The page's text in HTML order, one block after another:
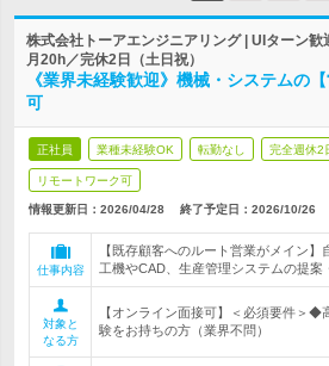
株式会社トーアエンジニアリング | UIターン
月20h／完休2日（土日祝）
《業界未経験歓迎》機械・システムの
可
正社員 業種未経験OK 転勤なし 完全週休2
リモートワーク可
情報更新日：2026/04/28 終了予定日： 2026/10/26
仕事内容
【既存顧客へのルート営業がメイン
工機やCAD、生産管理システムの提案
対象と
なる方
【オンライン面接可】＜必須要件＞
験をお持ちの方（業界不問）